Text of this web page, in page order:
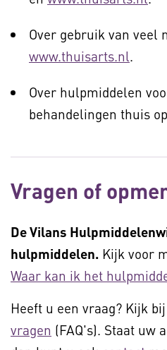
Over gebruik van veel
www.thuisarts.nl.
Over hulpmiddelen
behandelingen thuis op
Vragen of
De Vilans
hulpmiddelen. Kijk voor
Waar kan ik het
Heeft u een vraag? Kijk
vragen (FAQ's). Staat uw